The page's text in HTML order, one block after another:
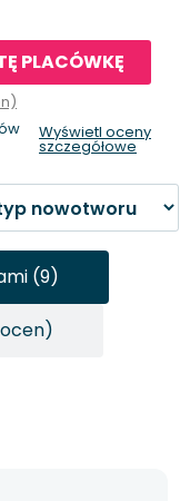
PLACÓWKĘ
Wyświetl oceny
szczegółowe
(9)
ocen)